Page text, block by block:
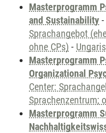
Masterprogramm
and Sustainability -
Sprachangebot
ohne CPs) -
Masterprogramm
Organizational
Center:
Sprachenzentrum;
Masterprogramm